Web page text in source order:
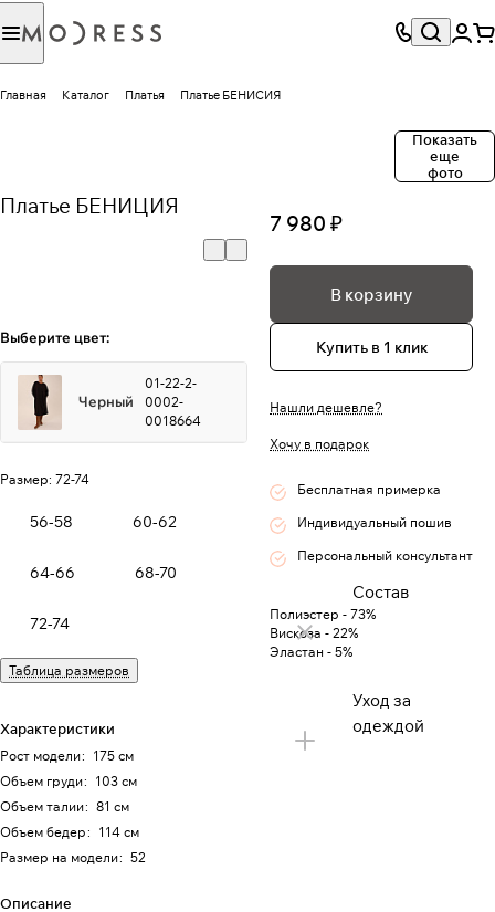
Главная Каталог Платья Платье БЕНИСИЯ
Показать
еще
фото
Платье БЕНИЦИЯ
Выберите цвет:
Черный
01-22-2-
0002-
0018664
Размер: 72-74
56-58 60-62
64-66 68-70
72-74
Таблица размеров
Характеристики
Рост модели: 175 см
Объем груди: 103 см
Объем талии: 81 см
Объем бедер: 114 см
Размер на модели: 52
Описание
7 980 ₽
В корзину
Купить в 1 клик
Нашли дешевле?
Хочу в подарок
Бесплатная примерка
Индивидуальный пошив
Персональный консультант
Состав
Полиэстер - 73%
Вискоза - 22%
Эластан - 5%
Уход за
одеждой